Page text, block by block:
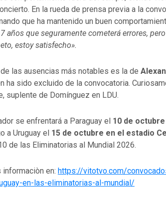
En la rueda de prensa previa a la
que ha mantenido un buen
años que seguramente cometerá errores,
estoy satisfecho».
de las ausencias más notables es la de
ha sido excluido de la convocatoria.
suplente de Domínguez en LDU.
se enfrentará a Paraguay el 10 de
a Uruguay el 15 de octubre en el estadio
de las Eliminatorias al Mundial 2026.
informaciòn en: https://vitotvo.com/
en-las-eliminatorias-al-mundial/